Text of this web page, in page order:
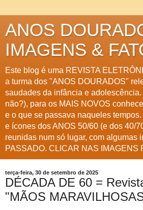
ANOS
IMAGENS &
Este blog é uma REVISTA
a turma dos "ANOS DOURADOS"
saudades da infância e
não?), para os MAIS NOVOS
e o que se passava naqueles
e ícones dos ANOS 50/60 (e dos 40/
reunidas num só lugar, com algumas
PASSADO. CLICAR NAS IMAGENS
terça-feira, 30 de setembro de 2025
DÉCADA DE 60 =
"MÃOS